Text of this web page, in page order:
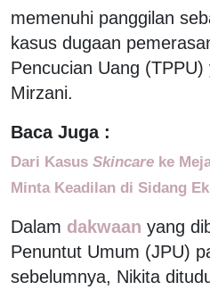
memenuhi panggilan
kasus dugaan
Pencucian Uang
Mirzani.
Baca Juga :
Dari Kasus Skincare ke
Minta Keadilan di Sidang
Dalam dakwaan yang
Penuntut Umum (JPU)
sebelumnya, Nikita